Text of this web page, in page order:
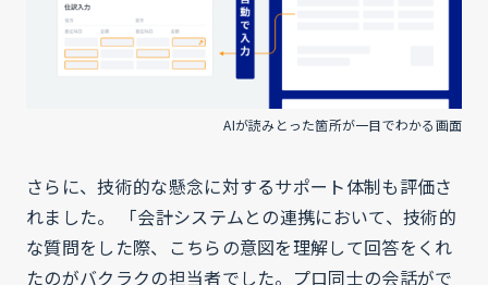
AIが読みとった箇所が一目でわかる画面
さらに、技術的な懸念に対するサポート体制も評価さ
れました。 「会計システムとの連携において、技術的
な質問をした際、こちらの意図を理解して回答をくれ
たのがバクラクの担当者でした。プロ同士の会話がで